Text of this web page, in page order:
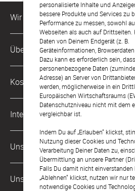
personalisierte Inhalte und
bessere Produkte und Services zu
Performance zu messen, sowohl
Webseiten als auch auf Drittseiten.
Daten von Deinem Endgerät (z. B.
Geräteinformationen,
Dazu kann es erforderlich sein, dass
personenbezogene Daten
Adresse) an Server von
werden, möglicherweise in ein
Europäischen Wirtschaftsraums
Datenschutzniveau nicht mit dem
vergleichbar ist.
Indem Du auf „Erlauben“ klickst,
Nutzung dieser Cookies und
Verarbeitung Deiner Daten zu,
Übermittlung an unsere Partner
Falls Du damit nicht
„Ablehnen“ klickst, nutzen wir nur
notwendige Cookies und
Wir sind für Dich da
Kundenservice-Hotline
0049 221 956 725 10
Mo. - Fr. von 9 bis 17 Uhr
kontakt@sendmoments.at
Über Uns
Philosophie
Karriere
Impressum
AGB & Widerrufsrecht
Zahlung & Versand
Datenschutz
Barrierefreiheitserklärung
Kostenlose Services
Musterkarten
Digitale Gästelisten
FAQ & Hilfe
International
Deutschland
Schweiz
Frankreich
Unsere Zahlungsarten
Unsere Partner